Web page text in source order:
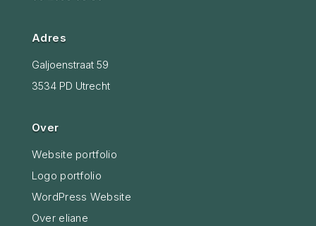
Adres
Galjoenstraat 59
3534 PD Utrecht
Over
Website portfolio
Logo portfolio
WordPress Website
Over eliane